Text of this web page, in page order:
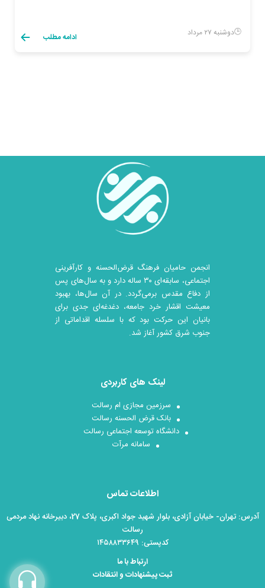
دوشنبه ۲۷ مرداد ادامه مطلب
انجمن حامیان فرهنگ قرض‌الحسنه و کارآفرینی
اجتماعی، سابقه‌ای ۳۰ ساله دارد و به سال‌های پس
از دفاع مقدس برمی‌گردد. در آن سال‎‌ها، بهبود
معیشت اقشار خرد جامعه، دغدغه‌ای جدی برای
بانیان این حرکت بود که با سلسله اقداماتی از
جنوب شرق کشور آغاز شد.
لینک های کاربردی
سرزمین مجازی ام رسالت
بانک قرض الحسنه رسالت
دانشگاه توسعه اجتماعی رسالت
سامانه مرآت
اطلاعات تماس
آدرس: تهران- خیابان آزادی، بلوار شهید جواد اکبری، پلاک 27، دبیرخانه نهاد مردمی
رسالت
کدپستی: ۱۴۵۸۸۳۳۶۴۹
ارتباط با ما
ثبت پیشنهادات و انتقادات